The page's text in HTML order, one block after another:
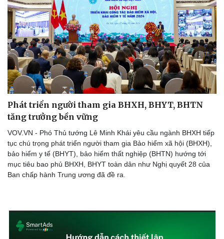
Doanh nghiệp
Thông tin doanh nghiệp
Doanh nghiệp 24h
Doanh nhân
Vì cộng đồng
Công nghệ
Sành điệu
Tin Công nghệ
Trải nghiệm
Chuyển đổi số
Phát triển người tham gia BHXH, BHYT, BHTN
tăng trưởng bền vững
VOV.VN - Phó Thủ tướng Lê Minh Khái yêu cầu ngành BHXH tiếp
tục chú trọng phát triển người tham gia Bảo hiểm xã hội (BHXH),
bảo hiểm y tế (BHYT), bảo hiểm thất nghiệp (BHTN) hướng tới
mục tiêu bao phủ BHXH, BHYT toàn dân như Nghị quyết 28 của
Ban chấp hành Trung ương đã đề ra.